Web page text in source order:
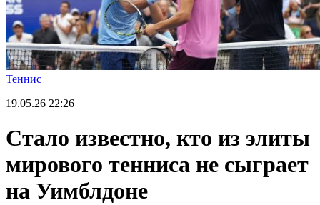
Теннис
19.05.26 22:26
Стало известно, кто из элиты
мирового тенниса не сыграет
на Уимблдоне